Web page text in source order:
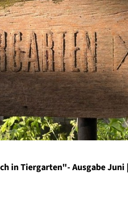
in Tiergarten"- Ausgabe Juni